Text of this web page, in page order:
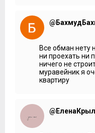
Владимир Гордиенко:
он везет?
Жительницы:Он едет
больницы... На этой
инфраструктуры
Владимир Гордиенко:
Жительницы:
то им очень удобно.
***
Все обман нету
ни проехать ни
ничего не
муравейник я
квартиру